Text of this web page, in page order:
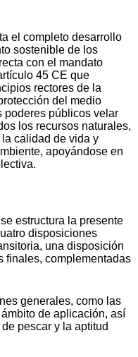
el completo desarrollo
sostenible de los
con el mandato
45 CE que
rectores de la
del medio
poderes públicos velar
los recursos naturales,
calidad de vida y
apoyándose en
estructura la presente
disposiciones
una disposición
finales, complementadas
generales, como las
de aplicación, así
pescar y la aptitud